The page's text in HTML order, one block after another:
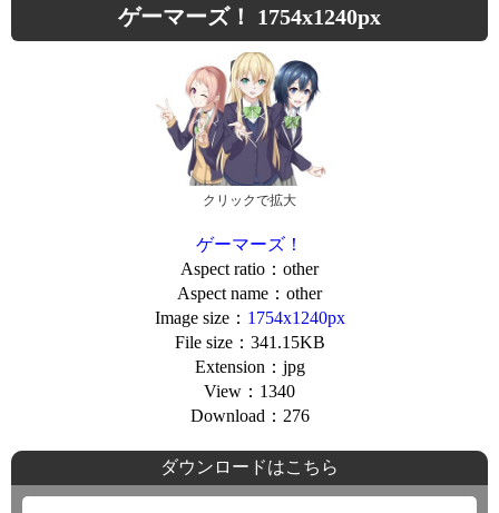
ゲーマーズ！ 1754x1240px
クリックで拡大
ゲーマーズ！
Aspect ratio：other
Aspect name：other
Image size： 1754x1240px
File size：341.15KB
Extension：jpg
View：1340
Download：276
ダウンロードはこちら